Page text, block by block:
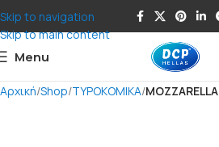
Skip to navigation
Skip to main content
Menu
Αρχική Shop ΤΥΡΟΚΟΜΙΚΑ MOZZARELLA